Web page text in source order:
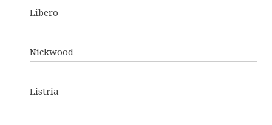
Libero
Nickwood
Listria